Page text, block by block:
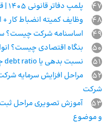
47
پلمپ دفاتر قانونی 1405 | قانون جدید پلمپ دفاتر 1405
48
وظایف کمیته انضباط کار +
49
اساسنامه شرکت چیست؟
50
بنگاه اقتصادی چیست؟
51
نسبت بدهی یا debt ratio چیست؟
52
مراحل افزایش سرمایه
شرکت
53
و موضوع